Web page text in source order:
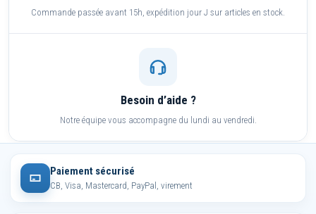
Commande passée avant 15h, expédition jour J sur articles en stock.
Besoin d’aide ?
Notre équipe vous accompagne du lundi au vendredi.
Paiement sécurisé
CB, Visa, Mastercard, PayPal, virement